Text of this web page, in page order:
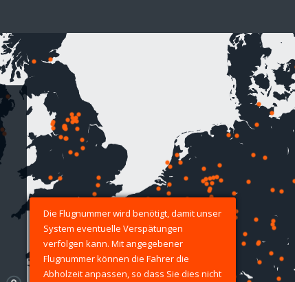
Die Flugnummer wird benötigt, damit unser
System eventuelle Verspätungen
verfolgen kann. Mit angegebener
Flugnummer können die Fahrer die
Abholzeit anpassen, so dass Sie dies nicht